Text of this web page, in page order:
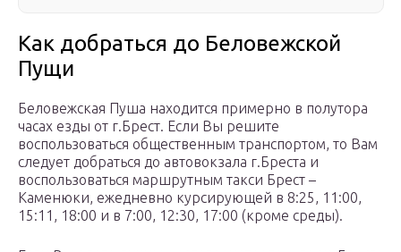
Как добраться до Беловежской
Пущи
Беловежская Пуша находится примерно в полутора
часах езды от г.Брест. Если Вы решите
воспользоваться общественным транспортом, то Вам
следует добраться до автовокзала г.Бреста и
воспользоваться маршрутным такси Брест –
Каменюки, ежедневно курсирующей в 8:25, 11:00,
15:11, 18:00 и в 7:00, 12:30, 17:00 (кроме среды).